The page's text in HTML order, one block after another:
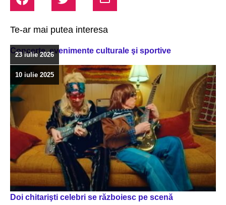
Te-ar mai putea interesa
Concerte, evenimente culturale şi sportive
23 iulie 2026
Doi chitarişti celebri se războiesc pe scenă
10 iulie 2025